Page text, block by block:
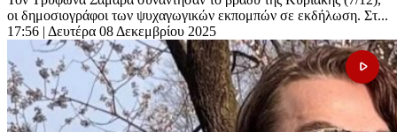
οι δημοσιογράφοι των ψυχαγωγικών εκπομπών σε εκδήλωση. Στ...
17:56 | Δευτέρα 08 Δεκεμβρίου 2025